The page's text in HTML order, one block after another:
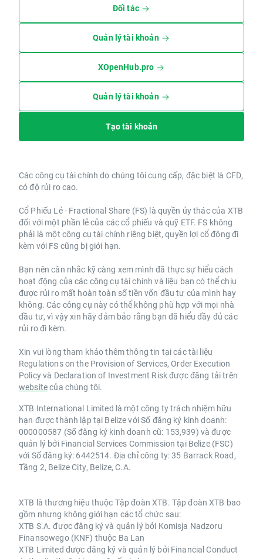
Đối tác
Quản lý tài khoản
XOpenHub.pro
Quản lý tài khoản
Tạo tài khoản
Các công cụ tài chính do chúng tôi cung cấp, đặc biệt là CFD,
có độ rủi ro cao.
Cổ Phiếu Lẻ - Fractional Share (FS) là quyền ủy thác của XTB
đối với một phần lẻ của các cổ phiếu và quỹ ETF. FS không
phải là một công cụ tài chính riêng biệt, quyền lợi cổ đông đi
kèm với FS cũng bị giới hạn.
Bạn nên cân nhắc kỹ càng xem mình đã thực sự hiểu cách
hoạt động của các công cụ tài chính và liệu bạn có thể chịu
được rủi ro mất hoàn toàn số tiền vốn đầu tư của mình hay
không. Các công cụ này có thể không phù hợp với mọi nhà
đầu tư, vì vậy xin hãy đảm bảo rằng bạn đã hiểu đầy đủ các
rủi ro đi kèm.
Xin vui lòng tham khảo thêm thông tin tại các tài liệu
Regulations on the Provision of Services, Order Execution
Policy và Declaration of Investment Risk được đăng tải trên
websitecủa chúng tôi.
XTB International Limited là một công ty trách nhiệm hữu
hạn được thành lập tại Belize với Số đăng ký kinh doanh:
000000587 (Số đăng ký kinh doanh cũ: 153,939) và được
quản lý bởi Financial Services Commission tại Belize (FSC)
với Số đăng ký: 6442514. Địa chỉ công ty: 35 Barrack Road,
Tầng 2, Belize City, Belize, C.A.
XTB là thương hiệu thuộc Tập đoàn XTB. Tập đoàn XTB bao
gồm nhưng không giới hạn các tổ chức sau:
XTB S.A. được đăng ký và quản lý bởi Komisja Nadzoru
Finansowego (KNF) thuộc Ba Lan
XTB Limited được đăng ký và quản lý bởi Financial Conduct